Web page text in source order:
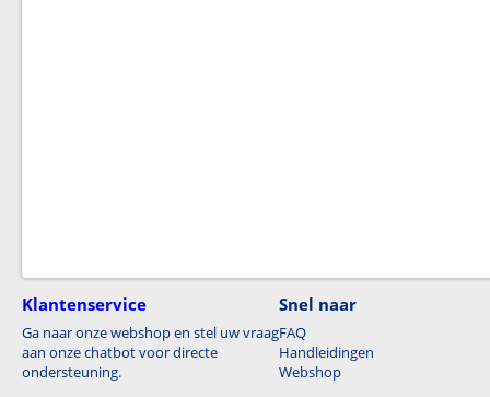
Klantenservice
Ga naar onze webshop en stel uw vraag
aan onze chatbot voor directe
ondersteuning.
Snel naar
FAQ
Handleidingen
Webshop